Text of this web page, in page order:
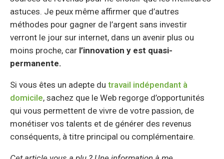
astuces. Je peux même affirmer que d’autres
méthodes pour gagner de l’argent sans investir
verront le jour sur internet, dans un avenir plus ou
moins proche, car l’innovation y est quasi-
permanente.
Si vous êtes un adepte du travail indépendant à
domicile, sachez que le Web regorge d’opportunités
qui vous permettent de vivre de votre passion, de
monétiser vos talents et de générer des revenus
conséquents, à titre principal ou complémentaire.